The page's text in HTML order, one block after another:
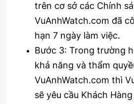
trên cơ sở các Chính
VuAnhWatch.com đã
hạn 7 ngày làm việc.
Bước 3: Trong trường
khả năng và thẩm
VuAnhWatch.com thì
sẽ yêu cầu Khách